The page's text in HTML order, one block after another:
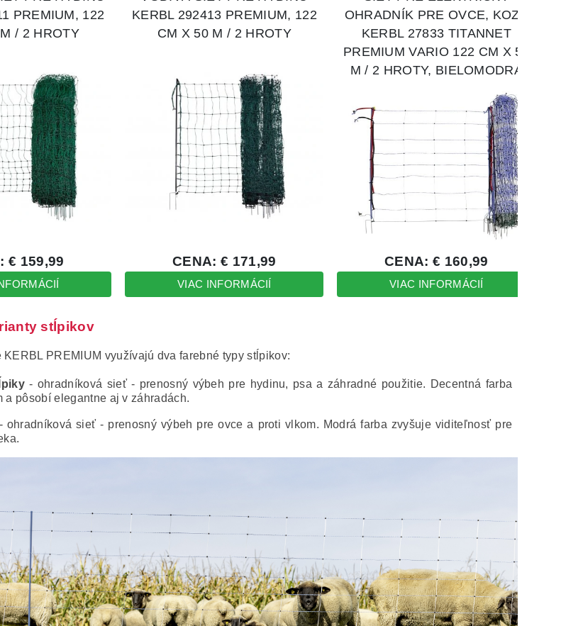
stĺpikov
PREMIUM využívajú dva farebné typy stĺpikov:
- ohradníková sieť - prenosný výbeh pre hydinu, psa a záhradné použitie. Decentná farba
a pôsobí elegantne aj v záhradách.
- ohradníková sieť - prenosný výbeh pre ovce a proti vlkom. Modrá farba zvyšuje viditeľnosť pre